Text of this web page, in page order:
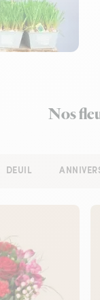
Nos
DEUIL